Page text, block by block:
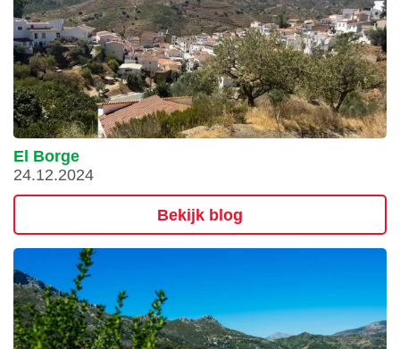
El Borge
24.12.2024
Bekijk blog